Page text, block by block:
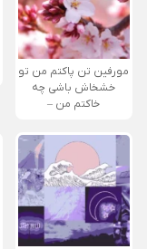
مورفین تن پاکتم من تو
خشخاش باشی چه
خاکتم من –